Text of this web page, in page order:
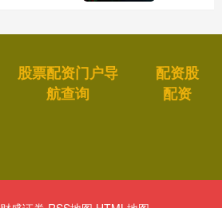
股票配资门户导
航查询
配资股
配资